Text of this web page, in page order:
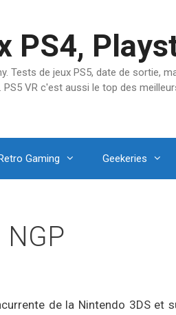
PS4,
Tests de jeux PS5, date de
VR c'est aussi le top des
Gaming Geekeries
de la Nintendo 3DS et